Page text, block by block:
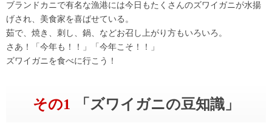
ブランドカニで有名な漁港には今日もたくさんのズワイガニが水揚
げされ、美食家を喜ばせている。
茹で、焼き、刺し、鍋、などお召し上がり方もいろいろ。
さあ！「今年も！！」「今年こそ！！」
ズワイガニを食べに行こう！
その1 「ズワイガニの豆知識」